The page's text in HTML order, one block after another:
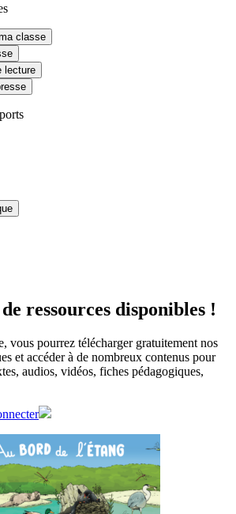
classe
lecture
ressources disponibles !
vous pourrez télécharger gratuitement nos
et accéder à de nombreux contenus pour
audios, vidéos, fiches pédagogiques,